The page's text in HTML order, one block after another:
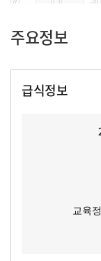
주요정보
급식정보
교육